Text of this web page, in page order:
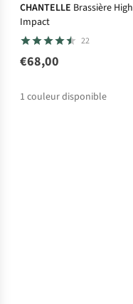
CHANTELLE Brassière High
Impact
22
€68,00
1 couleur disponible